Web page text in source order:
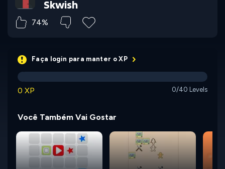
Skwish
74%
Faça login para manter o XP
0 XP 0/40 Levels
Você Também Vai Gostar